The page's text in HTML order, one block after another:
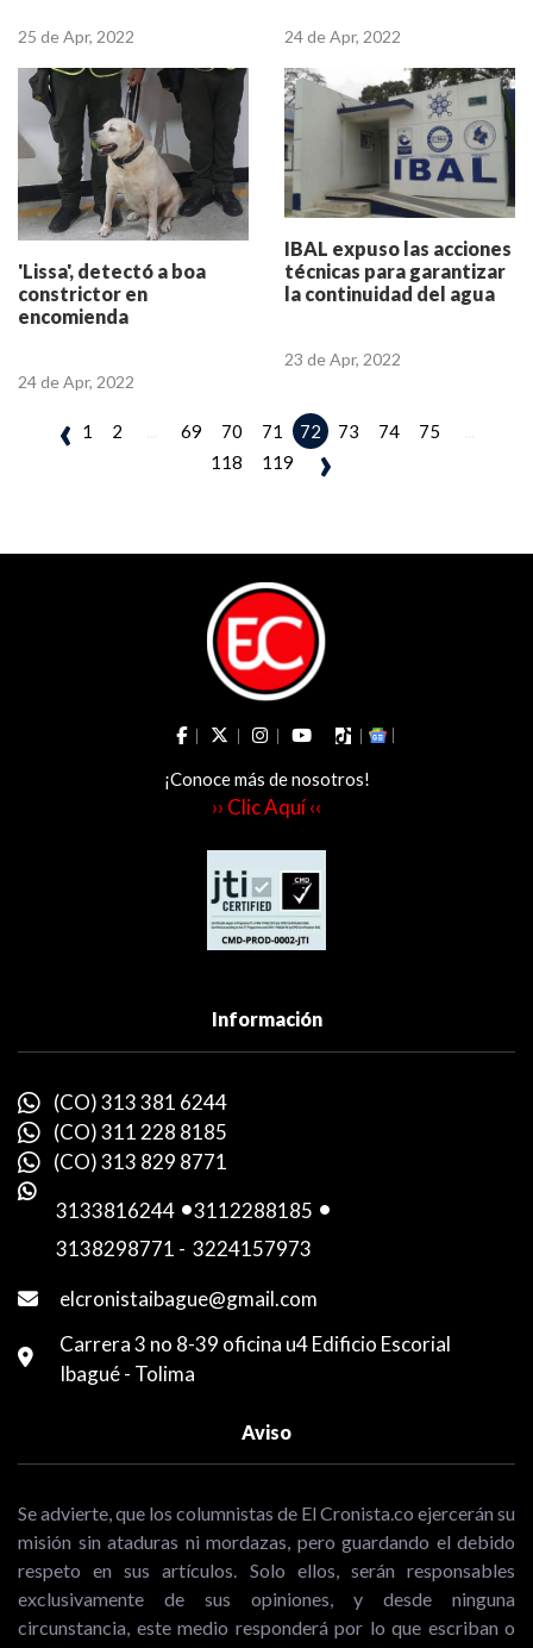
25 de Apr, 2022 24 de Apr, 2022
'Lissa', detectó a boa
constrictor en
encomienda
24 de Apr, 2022
IBAL expuso las acciones
técnicas para garantizar
la continuidad del agua
23 de Apr, 2022
‹ 1 2 69 70 71 72 73 74 75
118
119 ›
¡Conoce más de nosotros!
›› Clic Aquí ‹‹
Información
(CO) 313 381 6244
(CO) 311 228 8185
(CO) 313 829 8771
3133816244 -3112288185 -
3138298771 - 3224157973
elcronistaibague@gmail.com
Carrera 3 no 8-39 oficina u4 Edificio Escorial
Ibagué - Tolima
Aviso
Se advierte, que los columnistas de El Cronista.co ejercerán su
misión sin ataduras ni mordazas, pero guardando el debido
respeto en sus artículos. Solo ellos, serán responsables
exclusivamente de sus opiniones, y desde ninguna
circunstancia, este medio responderá por lo que escriban o